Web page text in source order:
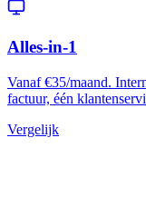
Alles-in-1
Vanaf €35/maand.
factuur, één
Vergelijk